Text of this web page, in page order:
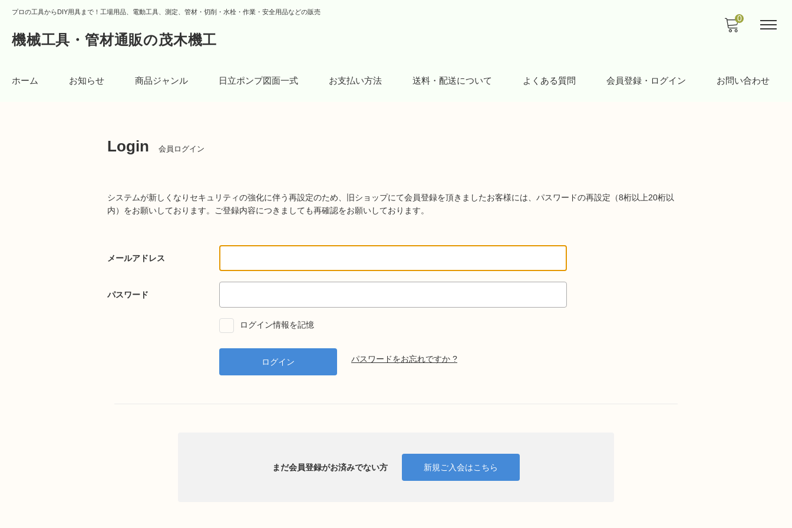
プロの工具からDIY用具まで！工場用品、電動工具、測定、管材・切削・水栓・作業・安全用品などの販売
機械工具・管材通販の茂木機工
ホーム お知らせ 商品ジャンル 日立ポンプ図面一式 お支払い方法 送料・配送について よくある質問 会員登録・ログイン お問い合わせ
0
Login 会員ログイン
システムが新しくなりセキュリティの強化に伴う再設定のため、旧ショップにて会員登録を頂きましたお客様には、パスワードの再設定（8桁以上20桁以
内）をお願いしております。
ご登録内容につきましても再確認をお願いしております。
メールアドレス
パスワード
ログイン情報を記憶
パスワードをお忘れですか ?
まだ会員登録がお済みでない方 新規ご入会はこちら